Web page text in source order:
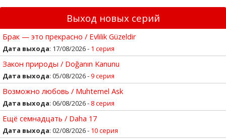
Выход новых серий
Брак — это прекрасно / Evlilik Güzeldir
Дата выхода: 17/08/2026 - 1 серия
Закон природы / Doğanın Kanunu
Дата выхода: 05/08/2026 -9 серия
Возможно любовь / Muhtemel Ask
Дата выхода: 06/08/2026 - 8 серия
Ещё семнадцать / Daha 17
Дата выхода: 02/08/2026 - 10 серия